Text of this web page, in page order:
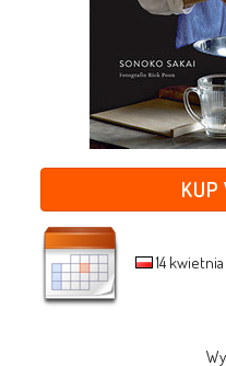
KUP
14 kwietnia